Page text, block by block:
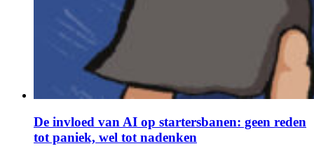
De invloed van AI op startersbanen: geen reden
tot paniek, wel tot nadenken